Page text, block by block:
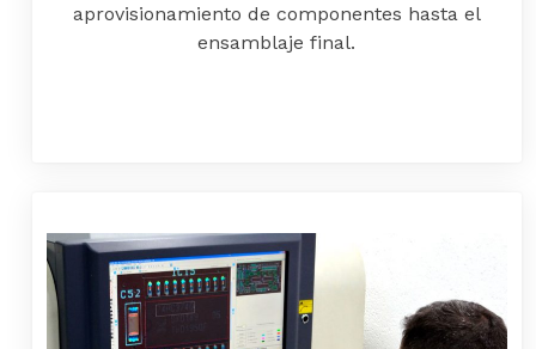
aprovisionamiento de componentes hasta el
ensamblaje final.